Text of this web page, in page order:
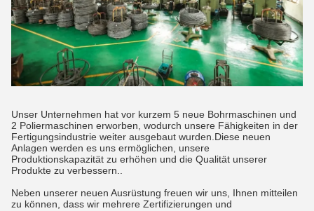
Unser Unternehmen hat vor kurzem 5 neue Bohrmaschinen und
2 Poliermaschinen erworben, wodurch unsere Fähigkeiten in der
Fertigungsindustrie weiter ausgebaut wurden.Diese neuen
Anlagen werden es uns ermöglichen, unsere
Produktionskapazität zu erhöhen und die Qualität unserer
Produkte zu verbessern..
Neben unserer neuen Ausrüstung freuen wir uns, Ihnen mitteilen
zu können, dass wir mehrere Zertifizierungen und